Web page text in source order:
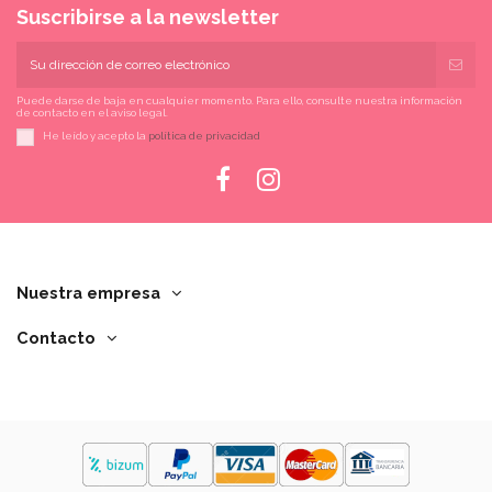
Suscribirse a la newsletter
Puede darse de baja en cualquier momento. Para ello, consulte nuestra información
de contacto en el aviso legal.
He leído y acepto la política de privacidad
Nuestra empresa
Contacto